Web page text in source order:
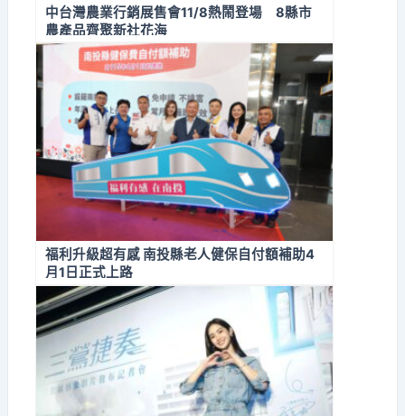
中台灣農業行銷展售會11/8熱鬧登場 8縣市
農產品齊聚新社花海
福利升級超有感 南投縣老人健保自付額補助4
月1日正式上路